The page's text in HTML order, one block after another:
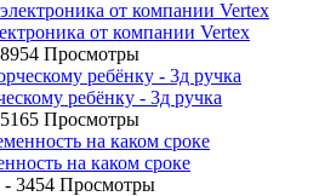
от компании Vertex
Просмотры
ребёнку - 3д ручка
Просмотры
на каком сроке
- 3454 Просмотры